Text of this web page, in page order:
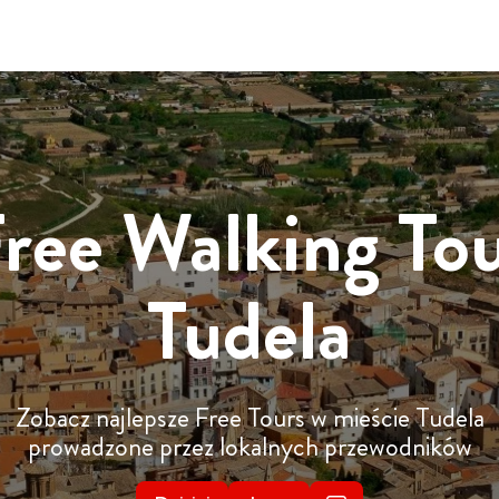
Walking
Tudela
Zobacz najlepsze Free Tours w mieście Tudela
prowadzone przez lokalnych przewodników